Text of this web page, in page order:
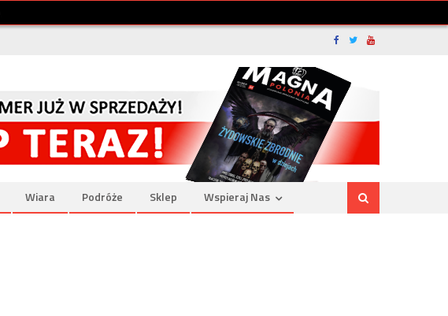
Wiara Podróże Sklep Wspieraj Nas